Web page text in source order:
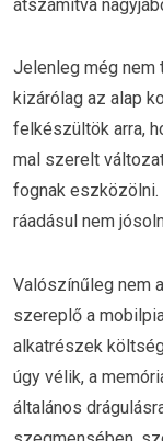
átszámítva
Jelenleg még nem
kizárólag az alap
felkészültök arra,
mal szerelt
fognak eszközölni.
ráadásul nem
Valószínűleg nem
szereplő a
alkatrészek
úgy vélik, a
általános